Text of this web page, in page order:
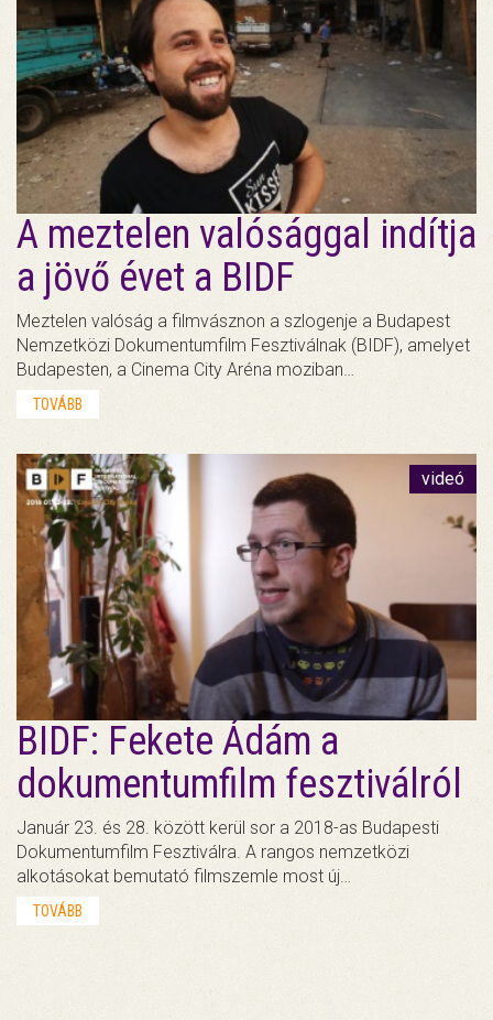
A meztelen valósággal indítja
a jövő évet a BIDF
Meztelen valóság a filmvásznon a szlogenje a Budapest
Nemzetközi Dokumentumfilm Fesztiválnak (BIDF), amelyet
Budapesten, a Cinema City Aréna moziban…
TOVÁBB
videó
BIDF: Fekete Ádám a
dokumentumfilm fesztiválról
Január 23. és 28. között kerül sor a 2018-as Budapesti
Dokumentumfilm Fesztiválra. A rangos nemzetközi
alkotásokat bemutató filmszemle most új…
TOVÁBB